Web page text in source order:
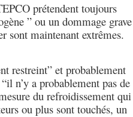
prétendent toujours
” ou un dommage grave
sont maintenant extrêmes.
restreint” et probablement
n’y a probablement pas de
du refroidissement qui
ou plus sont touchés, un